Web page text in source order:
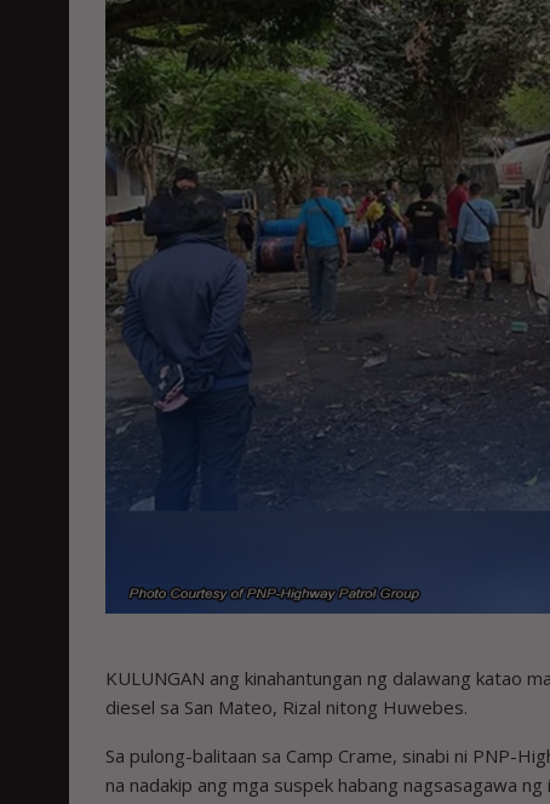
KULUNGAN ang kinahantungan ng dalawang katao
diesel sa San Mateo, Rizal nitong Huwebes.
Sa pulong-balitaan sa Camp Crame, sinabi ni PNP-
na nadakip ang mga suspek habang nagsasagawa